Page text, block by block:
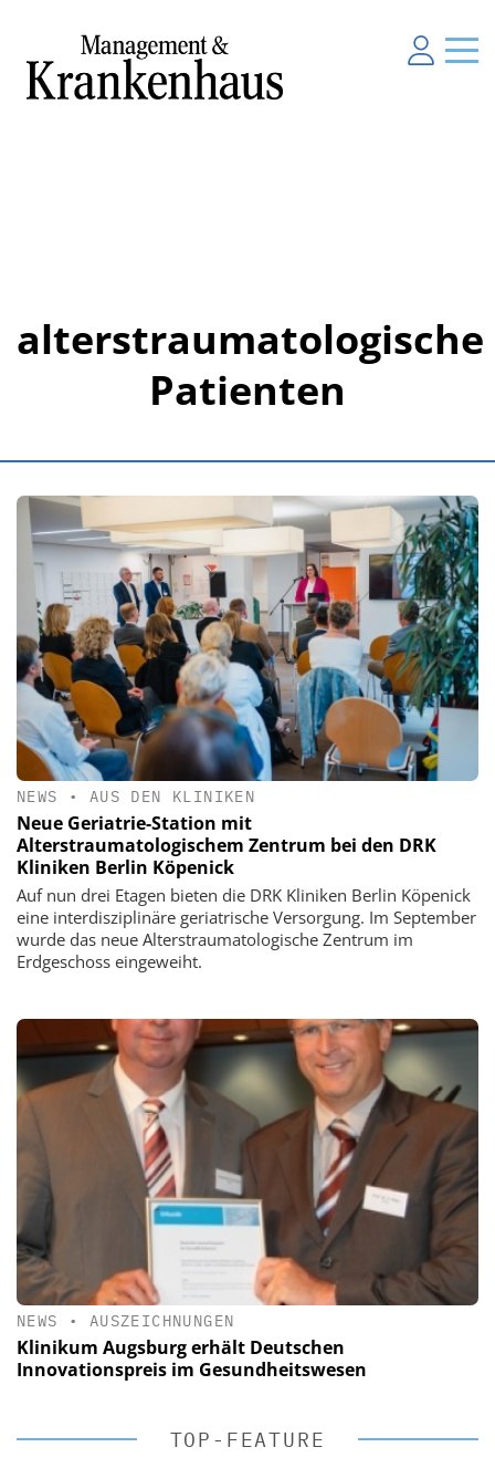
alterstraumatologische
Patienten
NEWS • AUS DEN KLINIKEN
Neue Geriatrie-Station mit
Alterstraumatologischem Zentrum bei den DRK
Kliniken Berlin Köpenick
Auf nun drei Etagen bieten die DRK Kliniken Berlin Köpenick
eine interdisziplinäre geriatrische Versorgung. Im September
wurde das neue Alterstraumatologische Zentrum im
Erdgeschoss eingeweiht.
NEWS • AUSZEICHNUNGEN
Klinikum Augsburg erhält Deutschen
Innovationspreis im Gesundheitswesen
TOP-FEATURE